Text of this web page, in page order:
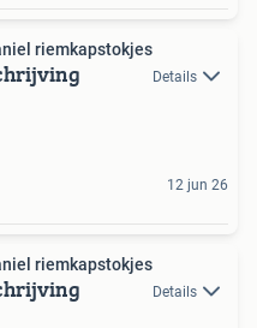
riemkapstokjes
Details
12 jun 26
riemkapstokjes
Details